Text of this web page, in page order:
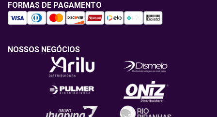
FORMAS DE PAGAMENTO
NOSSOS NEGÓCIOS